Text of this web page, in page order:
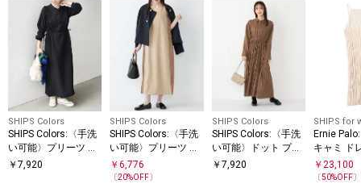
SHIPS Colors
SHIPS Colors:〈手洗
い可能〉プリーツ デ
ザイン ロングスリー
￥ 7,920
SHIPS Colors
SHIPS Colors:〈手洗
い可能〉プリーツ コ
ンビ ジャンパー ワン
ピース
￥6,776
〔20%OFF〕
SHIPS Colors
SHIPS Colors:〈手洗
い可能〉ドット プリ
ント プリーツ シャツ
￥ 7,920
SHIPS for
Ernie
キャミ ド
￥23,100
〔50%OFF〕